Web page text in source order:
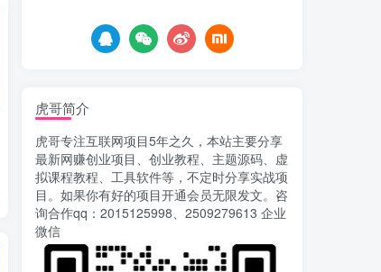
载安装app即可获取高额收
益
5
自媒体代发文章项目 一
程托管模式，零成本躺赚
8天前 526
7
Codex自动化运营X，月
入千刀，5000字干货 献给
630
虎哥简介
虎哥专注互联网项目5年之久，本站主要分享
最新网赚创业项目、创业教程、主题源码、虚
拟课程教程、工具软件等，不定时分享实战项
目。如果你有好的项目开通会员无限发文。咨
询合作qq：2015125998、2509279613 企业
微信